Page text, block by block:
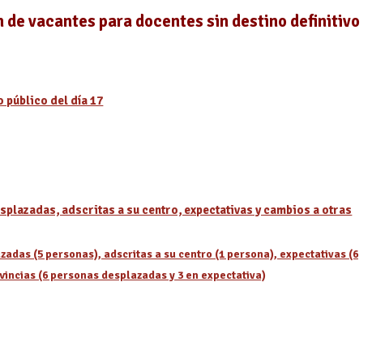
vacantes para docentes sin destino definitivo
público del día 17
adscritas a su centro, expectativas y cambios a otras
(5 personas), adscritas a su centro (1 persona), expectativas (6
(6 personas desplazadas y 3 en expectativa)